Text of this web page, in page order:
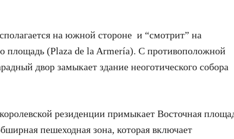
на южной стороне и “смотрит” на
(Plaza de la Armería). С противоположной
двор замыкает здание неоготического собора
резиденции примыкает Восточная
пешеходная зона, которая включает